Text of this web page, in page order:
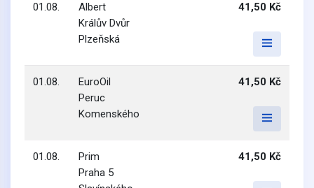
01.08.
Albert
Králův Dvůr
Plzeňská
41,50 Kč
01.08.
EuroOil
Peruc
Komenského
41,50 Kč
01.08.
Prim
Praha 5
41,50 Kč